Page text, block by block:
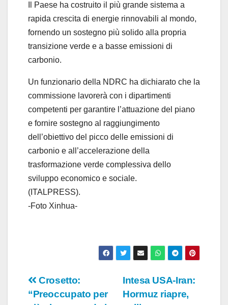
Il Paese ha costruito il più grande sistema a
rapida crescita di energie rinnovabili al mondo,
fornendo un sostegno più solido alla propria
transizione verde e a basse emissioni di
carbonio.
Un funzionario della NDRC ha dichiarato che la
commissione lavorerà con i dipartimenti
competenti per garantire l’attuazione del piano
e fornire sostegno al raggiungimento
dell’obiettivo del picco delle emissioni di
carbonio e all’accelerazione della
trasformazione verde complessiva dello
sviluppo economico e sociale.
(ITALPRESS).
-Foto Xinhua-
Navigazione
Intesa USA-Iran:
Hormuz riapre,
Crosetto:
“Preoccupato per